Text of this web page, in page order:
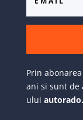
Prin
ani si sunt de
ului